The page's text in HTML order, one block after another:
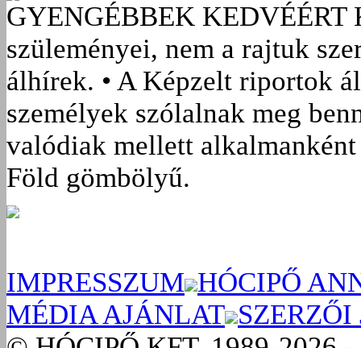
GYENGÉBBEK KEDVÉÉRT
szüleményei, nem a rajtuk
álhírek. • A Képzelt riportok
személyek szólalnak meg
valódiak mellett
Föld gömbölyű.
IMPRESSZUM HÓCIPŐ
MÉDIA AJÁNLAT SZERZŐI